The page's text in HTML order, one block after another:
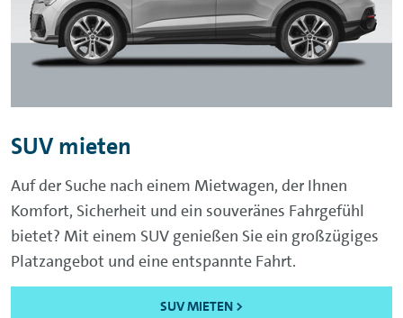
SUV mieten
Auf der Suche nach einem Mietwagen, der Ihnen
Komfort, Sicherheit und ein souveränes Fahrgefühl
bietet? Mit einem SUV genießen Sie ein großzügiges
Platzangebot und eine entspannte Fahrt.
SUV MIETEN >